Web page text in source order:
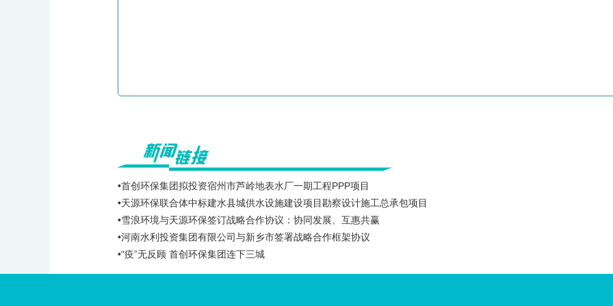
•首创环保集团拟投资宿州市芦岭地表水厂一期工程PPP项目
•天源环保联合体中标建水县城供水设施建设项目勘察设计施工总承包项目
•雪浪环境与天源环保签订战略合作协议：协同发展、互惠共赢
•河南水利投资集团有限公司与新乡市签署战略合作框架协议
•“疫”无反顾 首创环保集团连下三城